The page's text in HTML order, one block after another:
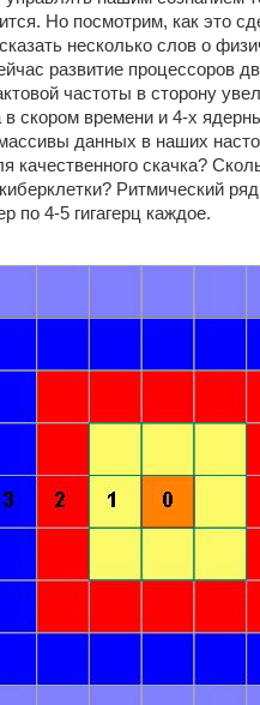
Но посмотрим, как это
несколько слов о
развитие процессоров
частоты в сторону
скором времени и 4-х
данных в наших
качественного скачка?
Ритмический
по 4-5 гигагерц каждое.